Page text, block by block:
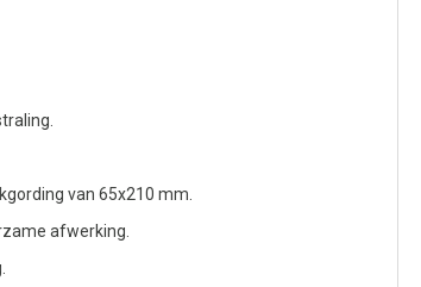
van 65x210 mm.
afwerking.